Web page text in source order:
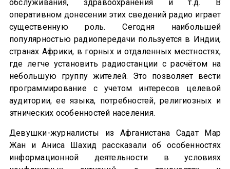
обслуживания, здравоохранения и т.д. В
оперативном донесении этих сведений радио играет
существенную роль. Сегодня наибольшей
популярностью радиопередачи пользуется в Индии,
странах Африки, в горных и отдаленных местностях,
где легче установить радиостанции с расчётом на
небольшую группу жителей. Это позволяет вести
программирование с учетом интересов целевой
аудитории, ее языка, потребностей, религиозных и
этнических особенностей населения.
Девушки-журналисты из Афганистана Садат Мар
Жан и Аниса Шахид рассказали об особенностях
информационной деятельности в условиях